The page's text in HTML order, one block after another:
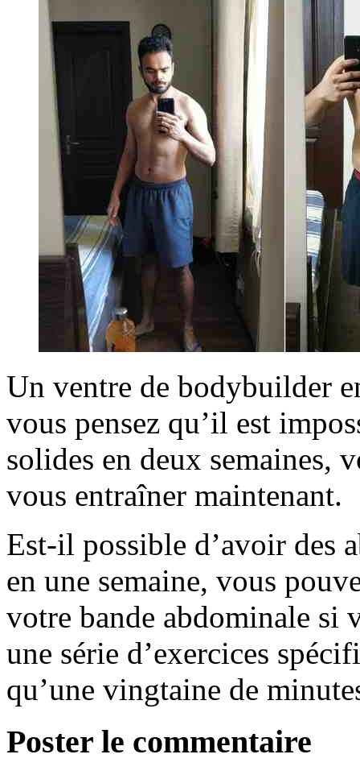
Un ventre de bodybuilder
vous pensez qu’il est
solides en deux semaines,
vous entraîner maintenant.
Est-il possible d’avoir des
en une semaine, vous
votre bande abdominale si
une série d’exercices
qu’une vingtaine de
Poster le commentaire